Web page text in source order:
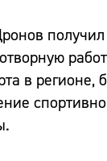
получил
в регионе,